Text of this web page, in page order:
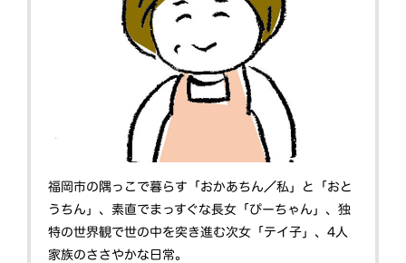
福岡市の隅っこで暮らす「おかあちん／私」と「おと
うちん」、素直でまっすぐな長女「ぴーちゃん」、独
特の世界観で世の中を突き進む次女「テイ子」、4人
家族のささやかな日常。